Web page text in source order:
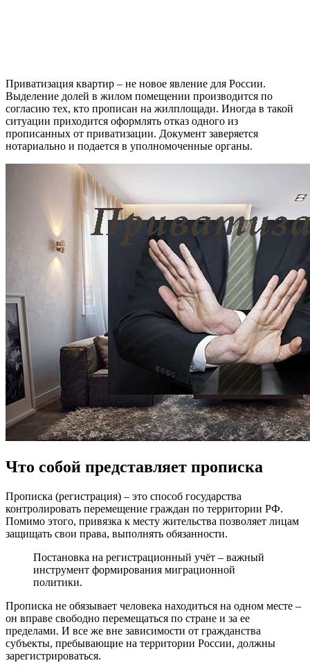
Приватизация квартир – не новое явление для России.
Выделение долей в жилом помещении производится по
согласию тех, кто прописан на жилплощади. Иногда в такой
ситуации приходится оформлять отказ одного из
прописанных от приватизации. Документ заверяется
нотариально и подается в уполномоченные органы.
Что собой представляет прописка
Прописка (регистрация) – это способ государства
контролировать перемещение граждан по территории РФ.
Помимо этого, привязка к месту жительства позволяет лицам
защищать свои права, выполнять обязанности.
Постановка на регистрационный учёт – важный
инструмент формирования миграционной
политики.
Прописка не обязывает человека находиться на одном месте –
он вправе свободно перемещаться по стране и за ее
пределами. И все же вне зависимости от гражданства
субъекты, пребывающие на территории России, должны
зарегистрироваться.